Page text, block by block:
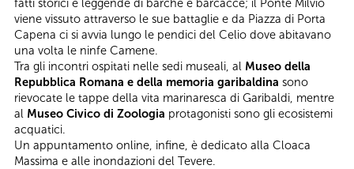
viene vissuto attraverso le sue battaglie e da Piazza di Porta
Capena ci si avvia lungo le pendici del Celio dove abitavano
una volta le ninfe Camene.
Tra gli incontri ospitati nelle sedi museali, al Museo della
Repubblica Romana e della memoria garibaldina sono
rievocate le tappe della vita marinaresca di Garibaldi, mentre
al Museo Civico di Zoologia protagonisti sono gli ecosistemi
acquatici.
Un appuntamento online, infine, è dedicato alla Cloaca
Massima e alle inondazioni del Tevere.